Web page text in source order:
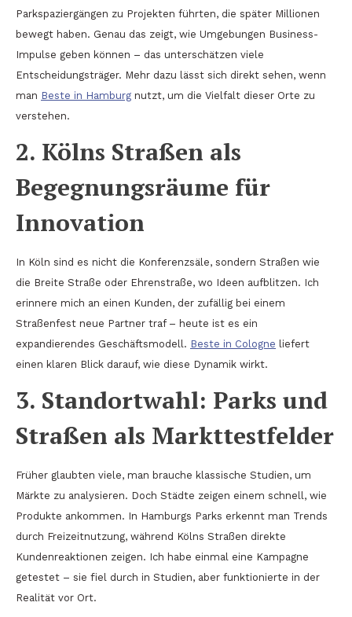
Parkspaziergängen zu Projekten führten, die später Millionen
bewegt haben. Genau das zeigt, wie Umgebungen Business-
Impulse geben können – das unterschätzen viele
Entscheidungsträger. Mehr dazu lässt sich direkt sehen, wenn
man Beste in Hamburg nutzt, um die Vielfalt dieser Orte zu
verstehen.
2. Kölns Straßen als
Begegnungsräume für
Innovation
In Köln sind es nicht die Konferenzsäle, sondern Straßen wie
die Breite Straße oder Ehrenstraße, wo Ideen aufblitzen. Ich
erinnere mich an einen Kunden, der zufällig bei einem
Straßenfest neue Partner traf – heute ist es ein
expandierendes Geschäftsmodell. Beste in Cologne liefert
einen klaren Blick darauf, wie diese Dynamik wirkt.
3. Standortwahl: Parks und
Straßen als Markttestfelder
Früher glaubten viele, man brauche klassische Studien, um
Märkte zu analysieren. Doch Städte zeigen einem schnell, wie
Produkte ankommen. In Hamburgs Parks erkennt man Trends
durch Freizeitnutzung, während Kölns Straßen direkte
Kundenreaktionen zeigen. Ich habe einmal eine Kampagne
getestet – sie fiel durch in Studien, aber funktionierte in der
Realität vor Ort.